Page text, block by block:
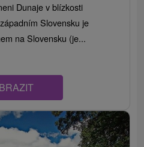
Dunaje v blízkosti
Slovensku je
na Slovensku (je...